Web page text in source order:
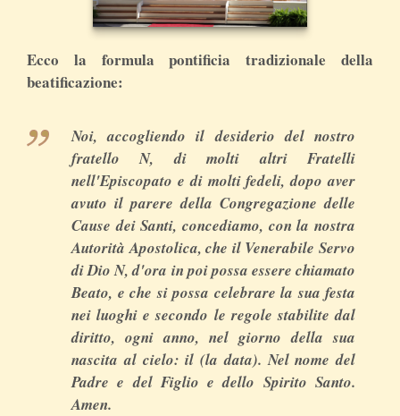
Ecco la formula pontificia tradizionale della
beatificazione:
Noi, accogliendo il desiderio del nostro
fratello N, di molti altri Fratelli
nell'Episcopato e di molti fedeli, dopo aver
avuto il parere della Congregazione delle
Cause dei Santi, concediamo, con la nostra
Autorità Apostolica, che il Venerabile Servo
di Dio N, d'ora in poi possa essere chiamato
Beato, e che si possa celebrare la sua festa
nei luoghi e secondo le regole stabilite dal
diritto, ogni anno, nel giorno della sua
nascita al cielo: il (la data). Nel nome del
Padre e del Figlio e dello Spirito Santo.
Amen.